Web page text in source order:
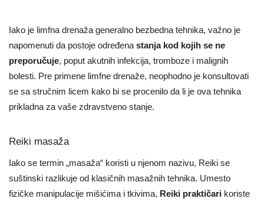
Iako je limfna drenaža generalno bezbedna tehnika, važno je
napomenuti da postoje određena stanja kod kojih se ne
preporučuje, poput akutnih infekcija, tromboze i malignih
bolesti. Pre primene limfne drenaže, neophodno je konsultovati
se sa stručnim licem kako bi se procenilo da li je ova tehnika
prikladna za vaše zdravstveno stanje.
Reiki masaža
Iako se termin „masaža“ koristi u njenom nazivu, Reiki se
suštinski razlikuje od klasičnih masažnih tehnika. Umesto
fizičke manipulacije mišićima i tkivima, Reiki praktičari koriste